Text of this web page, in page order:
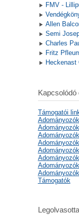
FMV -
Allen
Semi
Charles
Fritz
Heckenast
Kapcsolódó
Támogatói
Adományozók
Támogatók